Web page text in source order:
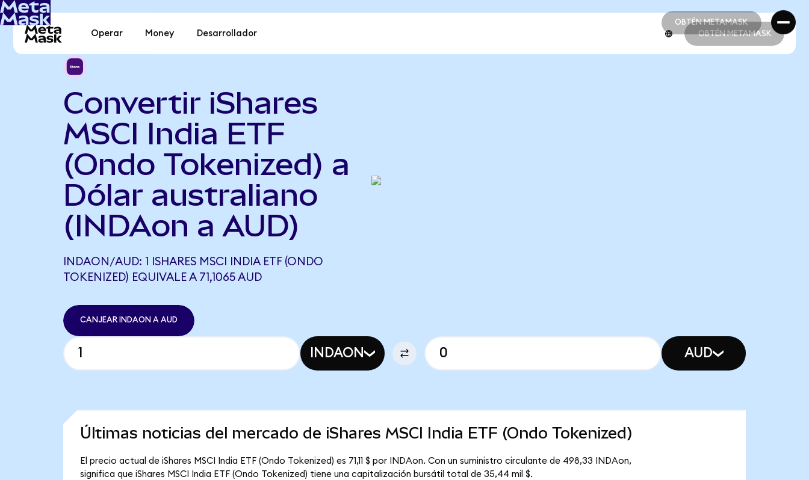
OBTÉN METAMASK
OBTÉN METAMASK
Operar Money Desarrollador OBTÉN METAMASK
Convertir iShares
MSCI India ETF
(Ondo Tokenized) a
Dólar australiano
(INDAon a AUD)
INDAON/AUD: 1 ISHARES MSCI INDIA ETF (ONDO
TOKENIZED) EQUIVALE A 71,1065 AUD
CANJEAR INDAON A AUD
INDAON AUD
Últimas noticias del mercado de iShares MSCI India ETF (Ondo Tokenized)
El precio actual de iShares MSCI India ETF (Ondo Tokenized) es 71,11 $ por INDAon. Con un suministro circulante de 498,33 INDAon,
significa que iShares MSCI India ETF (Ondo Tokenized) tiene una capitalización bursátil total de 35,44 mil $.